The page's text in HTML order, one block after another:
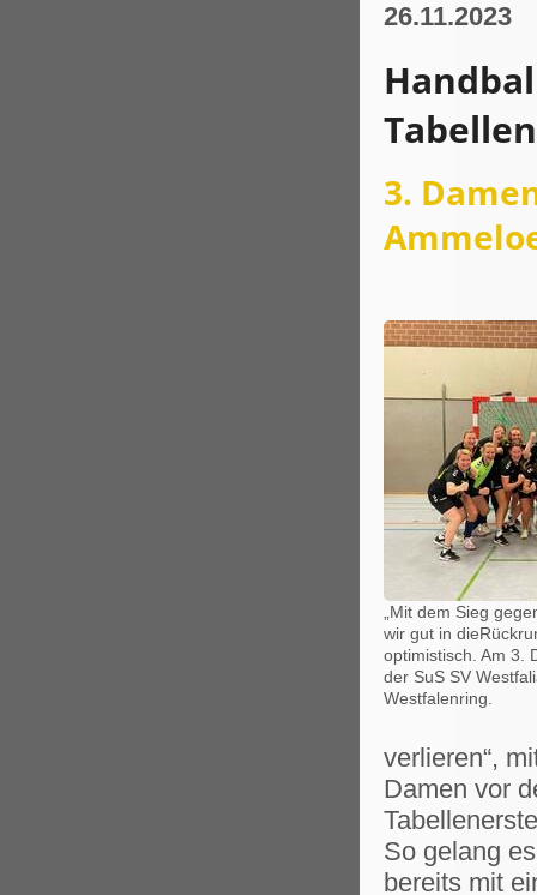
26.11.2023
3.
„Mit dem Sieg
wir gut in
optimistisch. Am 3.
der SuS SV
Westfalenring.
verlieren“,
Damen vor
So gelang
bereits mit